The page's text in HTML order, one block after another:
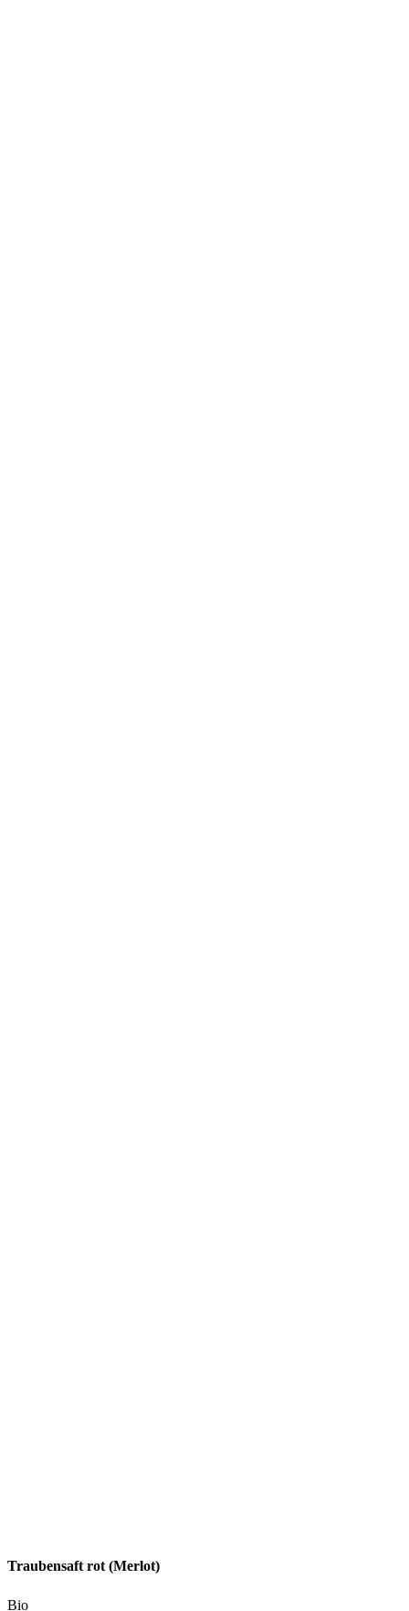
Traubensaft rot (Merlot)
Bio